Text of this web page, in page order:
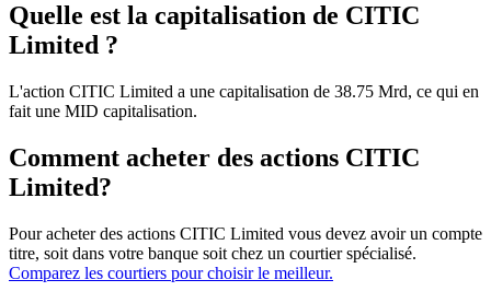
Quelle est la capitalisation de CITIC
Limited ?
L'action CITIC Limited a une capitalisation de 38.75 Mrd, ce qui en
fait une MID capitalisation.
Comment acheter des actions CITIC
Limited?
Pour acheter des actions CITIC Limited vous devez avoir un compte
titre, soit dans votre banque soit chez un courtier spécialisé.
Comparez les courtiers pour choisir le meilleur.